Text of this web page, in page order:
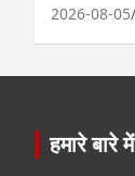
2026-08-05
हमारे बारे में